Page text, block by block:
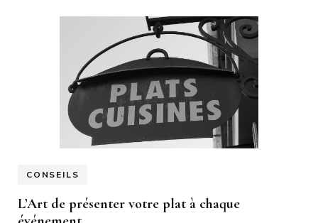
CONSEILS
L’Art de présenter votre plat à chaque